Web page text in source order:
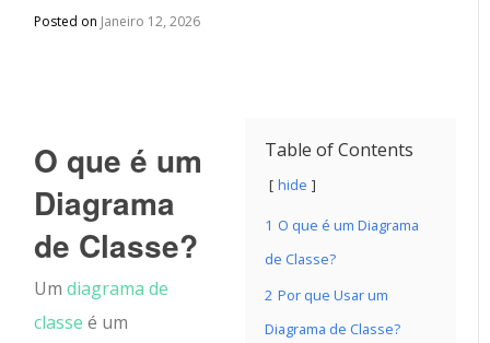
Posted on Janeiro 12, 2026
Table of Contents
hide
1 O que é um Diagrama
de Classe?
2 Por que Usar um
Diagrama de Classe?
O que é um
Diagrama
de Classe?
Umdiagrama de
classe é um